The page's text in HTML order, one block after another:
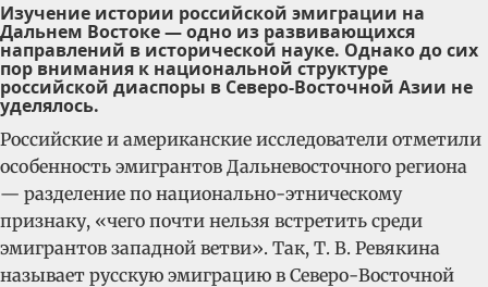
Изучение истории российской эмиграции на
Дальнем Востоке — одно из развивающихся
направлений в исторической науке. Однако до сих
пор внимания к национальной структуре
российской диаспоры в Северо-Восточной Азии не
уделялось.
Российские и американские исследователи отметили
особенность эмигрантов Дальневосточного региона
— разделение по национально-этническому
признаку, «чего почти нельзя встретить среди
эмигрантов западной ветви». Так, Т. В. Ревякина
называет русскую эмиграцию в Северо-Восточной